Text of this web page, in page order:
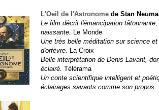
L'Oeil de l'Astronome de Stan
Le film décrit l'émancipation
naissante. Le Monde
Une très belle méditation sur science
d'orfèvre. La Croix
Belle interprétation de Denis Lavant,
éclairé. Télérama
Un conte scientifique intelligent et
éclairages savants comme son propos.